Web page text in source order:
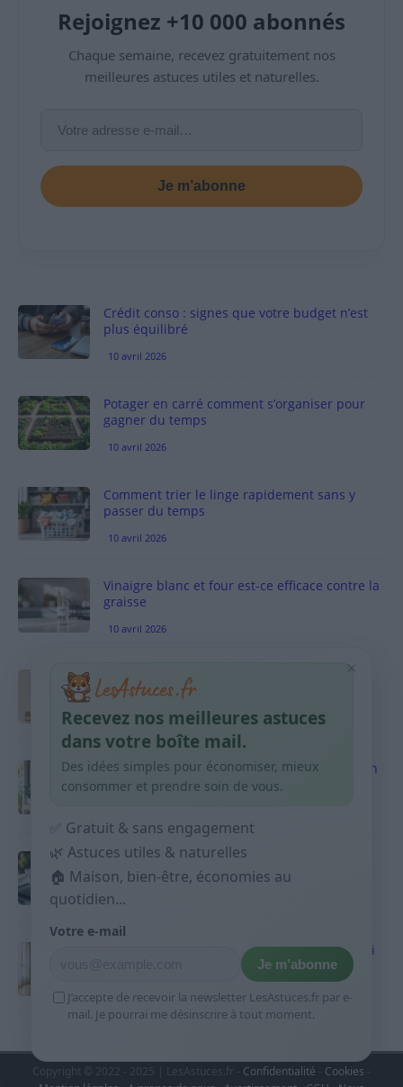
Rejoignez +10 000 abonnés
Chaque semaine, recevez gratuitement nos
meilleures astuces utiles et naturelles.
Je m’abonne
Crédit conso : signes que votre budget n’est
plus équilibré
10 avril 2026
Potager en carré comment s’organiser pour
gagner du temps
10 avril 2026
Comment trier le linge rapidement sans y
passer du temps
10 avril 2026
Vinaigre blanc et four est-ce efficace contre la
graisse
10 avril 2026
Taches pigmentaires : routine simple +
habitudes qui aident
9 avril 2026
Produits ménagers : comment économiser en
courses sans acheter 10 sprays
Budget mensuel : méthode rapide pour
répartir son salaire dès le jour de paie
9 avril 2026
Sport 10 minutes par jour est-ce utile et quoi
9 avril 2026
Copyright © 2022 - 2025 | LesAstuces.fr - Confidentialité Cookies -
×
Recevez nos meilleures astuces
dans votre boîte mail.
Des idées simples pour économiser, mieux
consommer et prendre soin de vous.
✅ Gratuit & sans engagement
🌿 Astuces utiles & naturelles
🏠 Maison, bien-être, économies au
quotidien...
Votre e-mail
Je m’abonne
J’accepte de recevoir la newsletter LesAstuces.fr par e-
mail. Je pourrai me désinscrire à tout moment.